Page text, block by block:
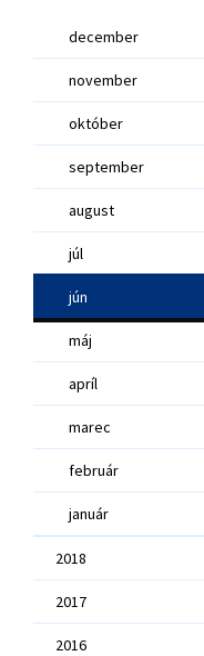
december
november
október
september
august
júl
jún
máj
apríl
marec
február
január
2018
2017
2016